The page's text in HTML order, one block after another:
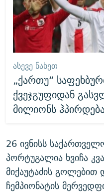
ᲐᲡᲔᲕᲔ ᲜᲐᲮᲔᲗ
„ქართუ“
ქვეჯგუფიდან
მილიონს
26 ივნისს
პორტუგალია ხვიჩა
მიქაუტაძის გოლებით
ჩემპიონატის